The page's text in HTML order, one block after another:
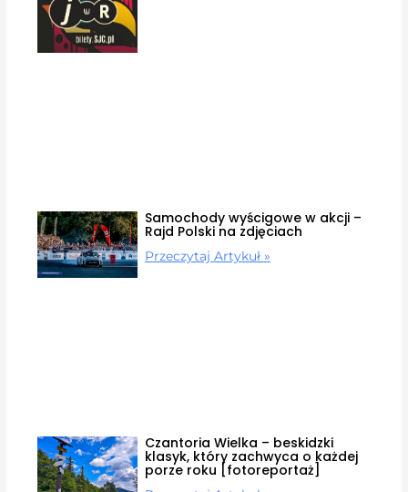
Samochody wyścigowe w akcji –
Rajd Polski na zdjęciach
Przeczytaj Artykuł »
Czantoria Wielka – beskidzki
klasyk, który zachwyca o każdej
porze roku [fotoreportaż]